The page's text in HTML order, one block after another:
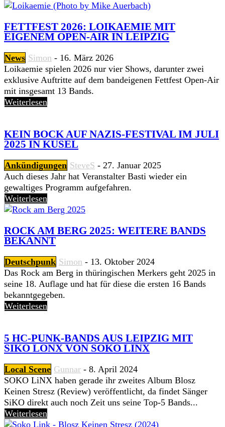
FETTFEST 2026: LOIKAEMIE MIT
EIGENEM OPEN-AIR IN LEIPZIG
News Simon - 16. März 2026
Loikaemie spielen 2026 nur vier Shows, darunter zwei
exklusive Auftritte auf dem bandeigenen Fettfest Open-Air
mit insgesamt 13 Bands.
Weiterlesen
KEIN BOCK AUF NAZIS-FESTIVAL IM JULI
2025 IN KUSEL
Ankündigungen SteveS - 27. Januar 2025
Auch dieses Jahr hat Veranstalter Basti wieder ein
gewaltiges Programm aufgefahren.
Weiterlesen
ROCK AM BERG 2025: WEITERE BANDS
BEKANNT
Deutschpunk Simon - 13. Oktober 2024
Das Rock am Berg in thüringischen Merkers geht 2025 in
seine 18. Auflage und hat für diese die ersten 16 Bands
bekanntgegeben.
Weiterlesen
5 HC-PUNK-BANDS AUS LEIPZIG MIT
SIKO LONX VON SOKO LINX
Local Scene Gunnar - 8. April 2024
SOKO LiNX haben gerade ihr zweites Album Blosz
Keinen Stresz (Review) veröffentlicht, da findet Sänger
SiKO direkt auch noch Zeit uns seine Top-5 Bands...
Weiterlesen